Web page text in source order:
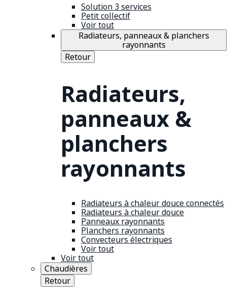
Solution 3 services
Petit collectif
Voir tout
Radiateurs, panneaux & planchers
rayonnants
Retour
Radiateurs,
panneaux &
planchers
rayonnants
Radiateurs à chaleur douce connectés
Radiateurs à chaleur douce
Panneaux rayonnants
Planchers rayonnants
Convecteurs électriques
Voir tout
Voir tout
Chaudières
Retour